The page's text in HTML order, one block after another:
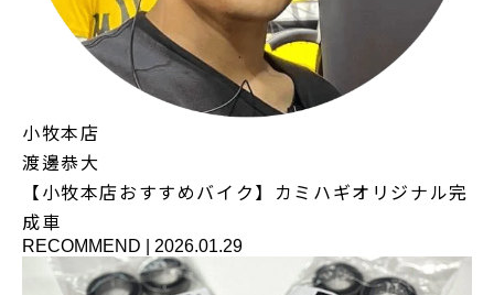
小牧本店
渡邊恭大
【小牧本店おすすめバイク】カミハギオリジナル完
成車
RECOMMEND 2026.01.29